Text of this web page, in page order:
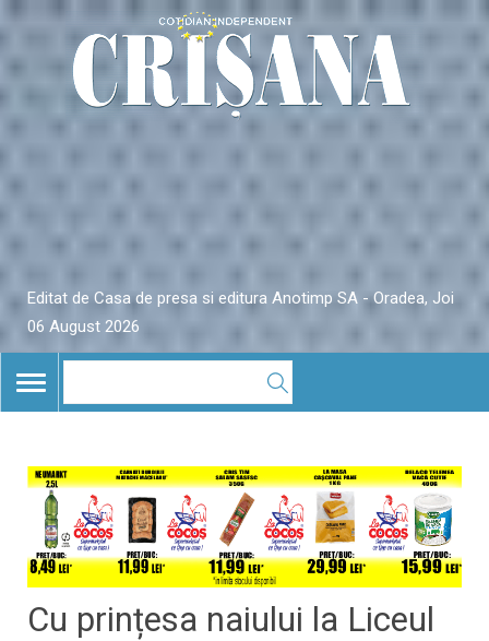
Editat de Casa de presa si editura Anotimp SA - Oradea, Joi
06 August 2026
TOGGLE
NAVIGATION
Cu prințesa naiului la Liceul